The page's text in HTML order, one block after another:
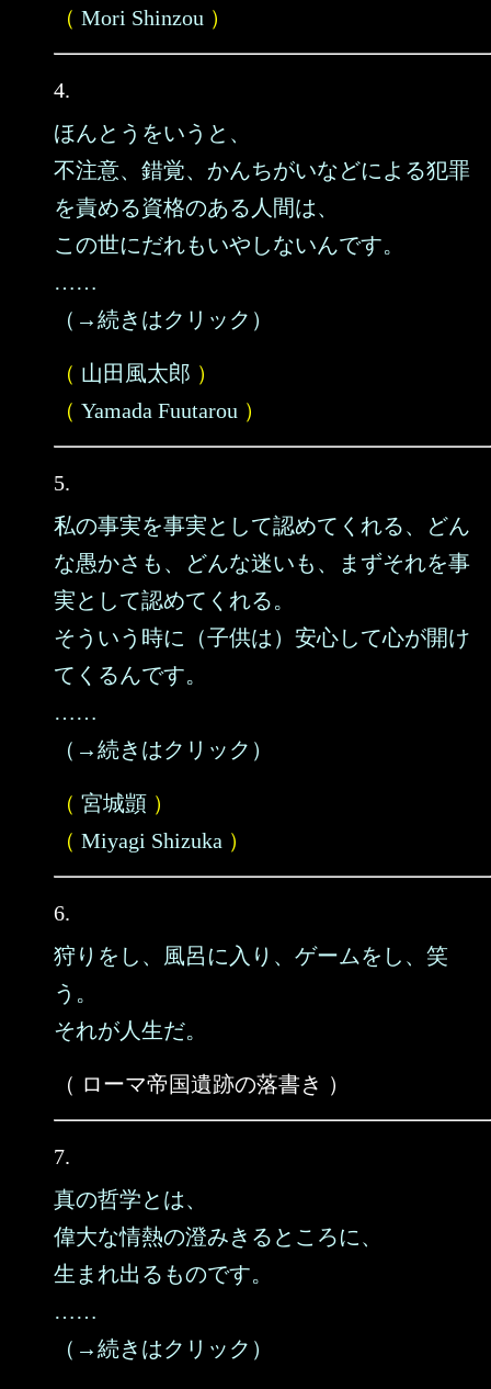
（ Mori Shinzou ）
4.
ほんとうをいうと、
不注意、錯覚、かんちがいなどによる犯罪
を責める資格のある人間は、
この世にだれもいやしないんです。
……
（→続きはクリック）
（ 山田風太郎 ）
（ Yamada Fuutarou ）
5.
私の事実を事実として認めてくれる、どん
な愚かさも、どんな迷いも、まずそれを事
実として認めてくれる。
そういう時に（子供は）安心して心が開け
てくるんです。
……
（→続きはクリック）
（ 宮城顗 ）
（ Miyagi Shizuka ）
6.
狩りをし、風呂に入り、ゲームをし、笑
う。
それが人生だ。
（ ローマ帝国遺跡の落書き ）
7.
真の哲学とは、
偉大な情熱の澄みきるところに、
生まれ出るものです。
……
（→続きはクリック）